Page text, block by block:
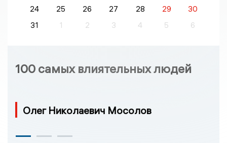
24 25 26 27 28 29
30
31
1 2 3 4 5 6
100 самых влиятельных людей
Олег Николаевич Мосолов